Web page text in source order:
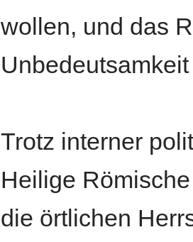
wollen, und das
Trotz interner
Heilige
die örtlichen